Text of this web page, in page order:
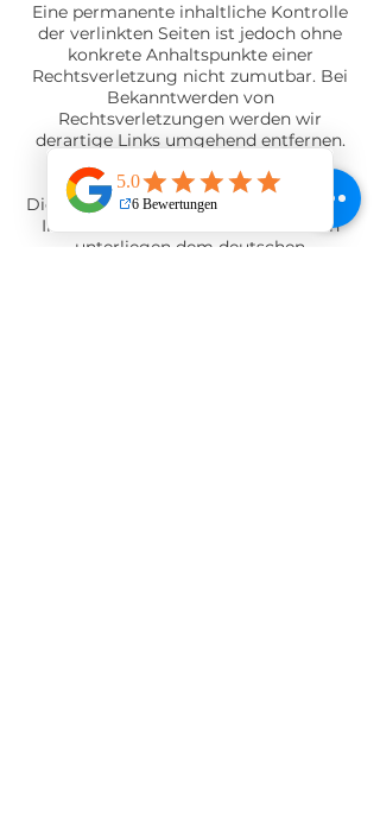
Eine permanente inhaltliche Kontrolle
der verlinkten Seiten ist jedoch ohne
konkrete Anhaltspunkte einer
Rechtsverletzung nicht zumutbar. Bei
Bekanntwerden von
Rechtsverletzungen werden wir
derartige Links umgehend entfernen.
Urheberrecht
Die durch die Seitenbetreiber erstellten
Inhalte und Werke auf diesen Seiten
unterliegen dem deutschen